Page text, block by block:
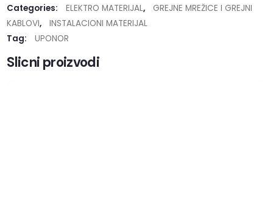
Categories:
ELEKTRO MATERIJAL,
GREJNE MREŽICE I GREJNI
KABLOVI,
INSTALACIONI MATERIJAL
Tag:
UPONOR
Slicni proizvodi